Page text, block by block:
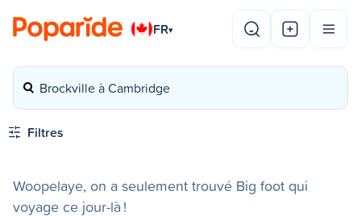
FR▾
Brockville à Cambridge
Filtres
Woopelaye, on a seulement trouvé Big foot qui
voyage ce jour-là !